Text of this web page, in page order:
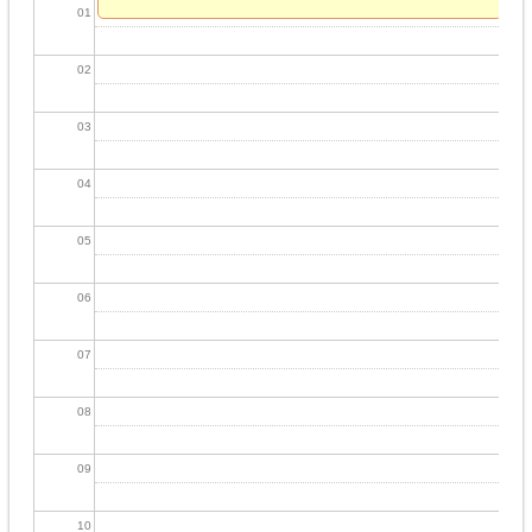
01
02
03
04
05
06
07
08
09
10